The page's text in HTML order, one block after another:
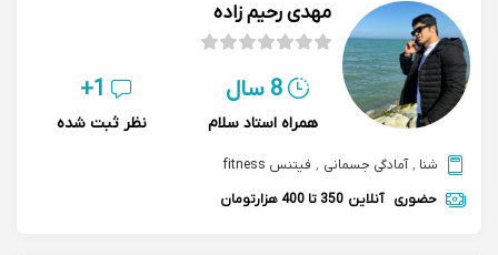
مهدی رحیم زاده
8 سال
همراه استاد سلام
1+
نظر ثبت شده
شنا , آمادگی جسمانی , فیتنس fitness
حضوری
آنلاین 350 تا 400 هزارتومان